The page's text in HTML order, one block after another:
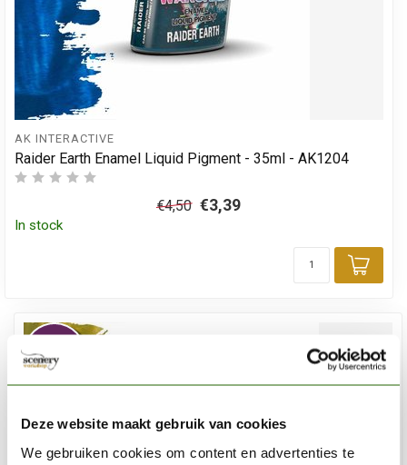
Deze website maakt gebruik van cookies
We gebruiken cookies om content en advertenties te
AK INTERACTIVE
Raider Earth Enamel Liquid Pigment - 35ml - AK1204
€4,50 €3,39
In stock
Add
-25